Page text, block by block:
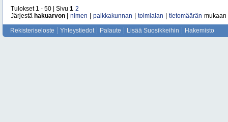
Tulokset 1 - 50 | Sivu 1 2
Järjestä hakuarvon nimen paikkakunnan toimialan tietomäärän mukaan
Rekisteriseloste Yhteystiedot Palaute Lisää Suosikkeihin Hakemisto